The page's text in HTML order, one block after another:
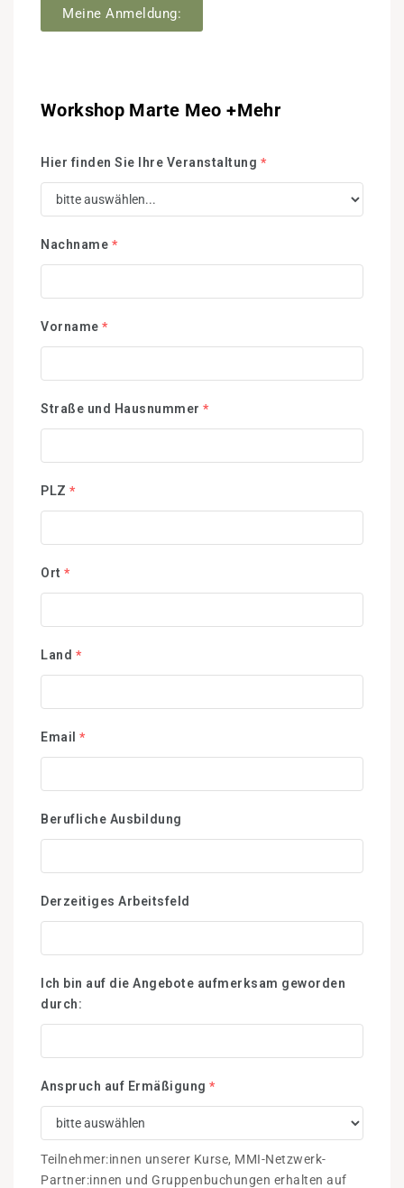
Meine Anmeldung:
Workshop Marte Meo +Mehr
Hier finden Sie Ihre Veranstaltung *
Nachname *
Vorname *
Straße und Hausnummer *
PLZ *
Ort *
Land *
Email *
Berufliche Ausbildung
Derzeitiges Arbeitsfeld
Ich bin auf die Angebote aufmerksam geworden
durch:
Anspruch auf Ermäßigung *
Teilnehmer:innen unserer Kurse, MMI-Netzwerk-
Partner:innen und Gruppenbuchungen erhalten auf